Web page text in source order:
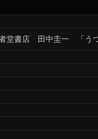
者堂書店 田中圭一 「う